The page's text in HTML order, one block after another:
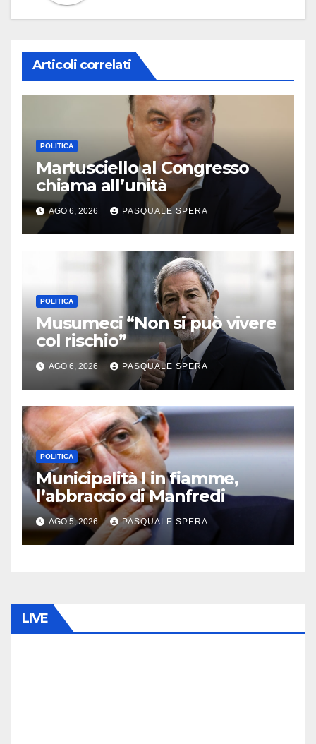
Articoli correlati
POLITICA
Martusciello al Congresso
chiama all’unità
AGO 6, 2026 PASQUALE SPERA
POLITICA
Musumeci “Non si può vivere
col rischio”
AGO 6, 2026 PASQUALE SPERA
POLITICA
Municipalità I in fiamme,
l’abbraccio di Manfredi
AGO 5, 2026 PASQUALE SPERA
LIVE